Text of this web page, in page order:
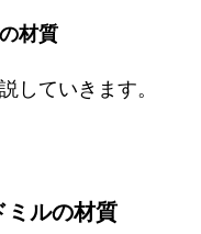
材質
していきます。
ミルの材質